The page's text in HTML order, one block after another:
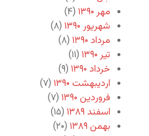
مهر ۱۳۹۰
(۴)
شهریور ۱۳۹۰
(۸)
مرداد ۱۳۹۰
(۸)
تیر ۱۳۹۰
(۱۱)
خرداد ۱۳۹۰
(۹)
اردیبهشت ۱۳۹۰
(۷)
فروردین ۱۳۹۰
(۷)
اسفند ۱۳۸۹
(۱۵)
بهمن ۱۳۸۹
(۲۰)